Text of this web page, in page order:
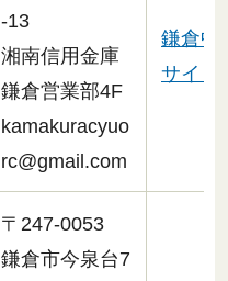
-13
湘南信用金庫
鎌倉営業部4F
kamakuracyuo
rc@gmail.com
鎌倉中
サイト
〒247-0053
鎌倉市今泉台7